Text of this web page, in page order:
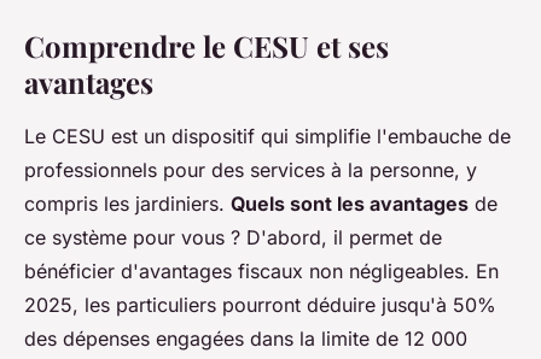
Comprendre le CESU et ses
avantages
Le CESU est un dispositif qui simplifie l'embauche de
professionnels pour des services à la personne, y
compris les jardiniers. Quels sont les avantages de
ce système pour vous ? D'abord, il permet de
bénéficier d'avantages fiscaux non négligeables. En
2025, les particuliers pourront déduire jusqu'à 50%
des dépenses engagées dans la limite de 12 000